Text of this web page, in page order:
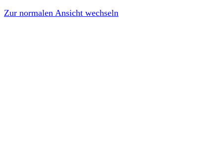
Zur normalen Ansicht wechseln